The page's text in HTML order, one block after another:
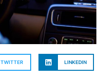
TWITTER LINKEDIN